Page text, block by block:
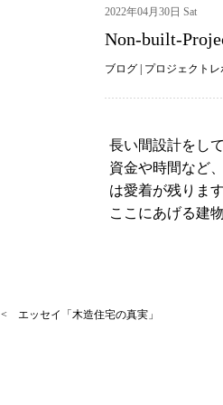
2022年04月30日 Sat
Non-built-
ブログ プロジェクトレ
長い間設計をし
資金や時間など
は愛着が残りま
ここにあげる建
< エッセイ「木造住宅の真実」